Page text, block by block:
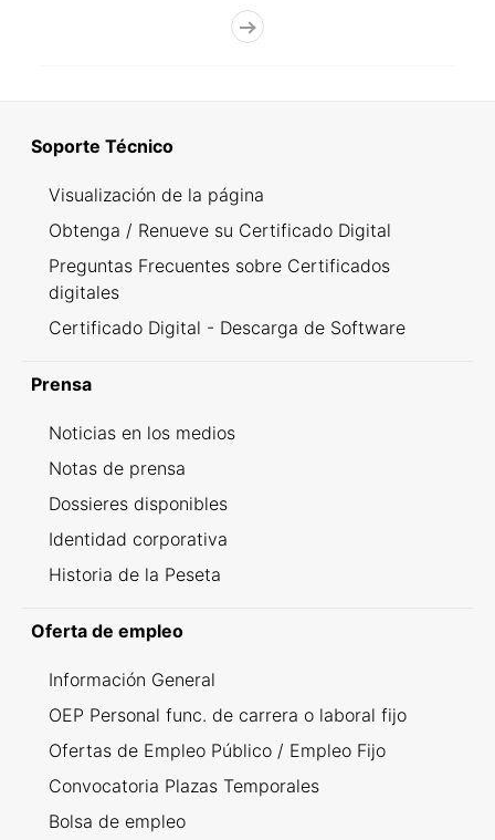
Soporte Técnico
Visualización de la página
Obtenga / Renueve su Certificado Digital
Preguntas Frecuentes sobre Certificados
digitales
Certificado Digital - Descarga de Software
Prensa
Noticias en los medios
Notas de prensa
Dossieres disponibles
Identidad corporativa
Historia de la Peseta
Oferta de empleo
Información General
OEP Personal func. de carrera o laboral fijo
Ofertas de Empleo Público / Empleo Fijo
Convocatoria Plazas Temporales
Bolsa de empleo